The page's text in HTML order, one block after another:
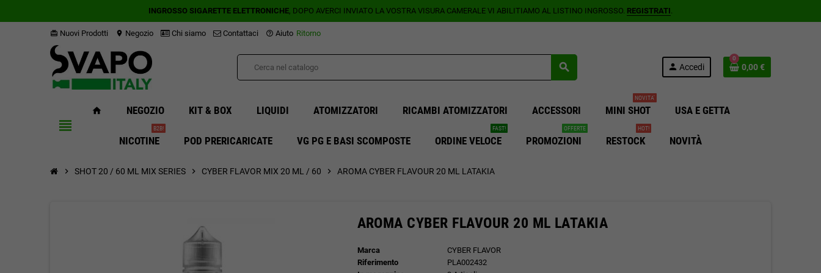
INGROSSO SIGARETTE ELETTRONICHE, DOPO AVERCI INVIATO LA VOSTRA VISURA CAMERALE VI ABILITIAMO AL LISTINO INGROSSO. REGISTRATI.
card_giftcard Nuovi Prodotti location_on Negozio Chi siamo Contattaci help_outline Aiuto Ritorno
search person Accedi
0
0,00 €
view_headline
home NEGOZIO KIT & BOX LIQUIDI ATOMIZZATORI RICAMBI ATOMIZZATORI ACCESSORI MINI SHOT
NOVITA'
USA E GETTA
NICOTINE
B2B!
POD PRERICARICATE VG PG E BASI SCOMPOSTE ORDINE VELOCE
FAST!
PROMOZIONI
OFFERTE
RESTOCK
HOT!
NOVITÀ
chevron_right SHOT 20 / 60 ML MIX SERIES chevron_right CYBER FLAVOR MIX 20 ML / 60 chevron_right AROMA CYBER FLAVOUR 20 ML LATAKIA
AROMA CYBER FLAVOUR 20 ML LATAKIA
Marca
CYBER FLAVOR
Riferimento
PLA002432